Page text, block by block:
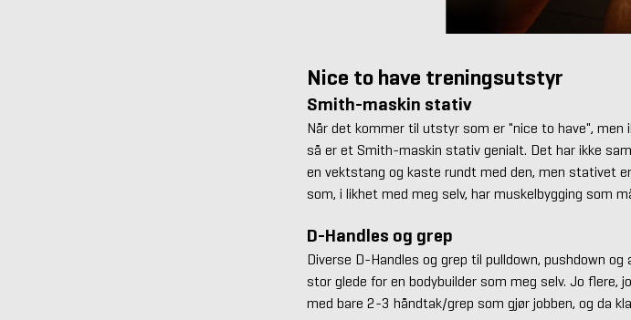
Nice to have treningsutstyr
Smith-maskin stativ
Når det kommer til utstyr som er "nice to have",
så er et Smith-maskin stativ genialt. Det har ikke
en vektstang og kaste rundt med den, men stativet
som, i likhet med meg selv, har muskelbygging som
D-Handles og grep
Diverse D-Handles og grep til pulldown, pushdown
stor glede for en bodybuilder som meg selv. Jo flere,
med bare 2-3 håndtak/grep som gjør jobben, og da